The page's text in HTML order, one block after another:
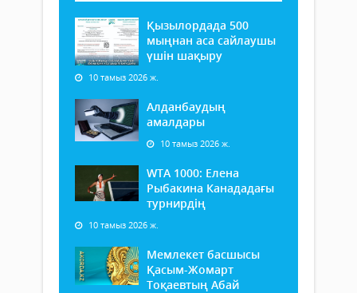
Қызылордада 500
мыңнан аса сайлаушы
үшін шақыру
10 тамыз 2026 ж.
Алданбаудың
амалдары
10 тамыз 2026 ж.
WTA 1000: Елена
Рыбакина Канададағы
турнирдің
10 тамыз 2026 ж.
Мемлекет басшысы
Қасым-Жомарт
Тоқаевтың Абай